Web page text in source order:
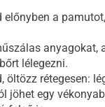
előnyben a
anyagokat,
lélegezni.
öltözz rétegesen:
jöhet egy